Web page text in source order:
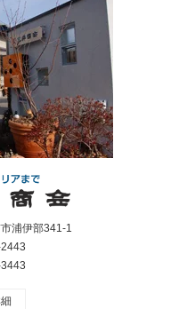
浦伊部341-1